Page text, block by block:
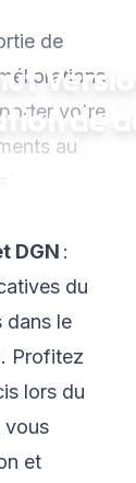
de
de
votre
au
DGN :
du
dans le
. Profitez
lors du
vous
et